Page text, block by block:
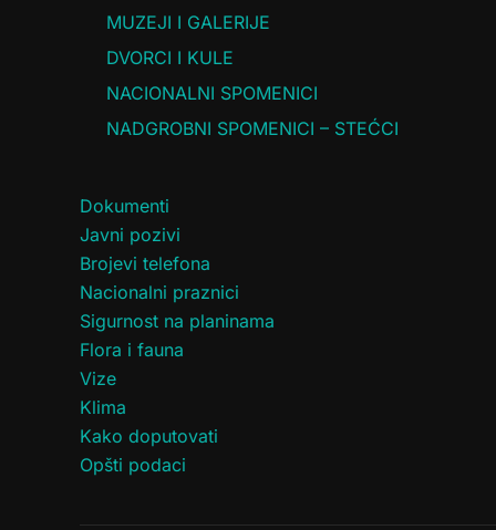
MUZEJI I GALERIJE
DVORCI I KULE
NACIONALNI SPOMENICI
NADGROBNI SPOMENICI – STEĆCI
Dokumenti
Javni pozivi
Brojevi telefona
Nacionalni praznici
Sigurnost na planinama
Flora i fauna
Vize
Klima
Kako doputovati
Opšti podaci